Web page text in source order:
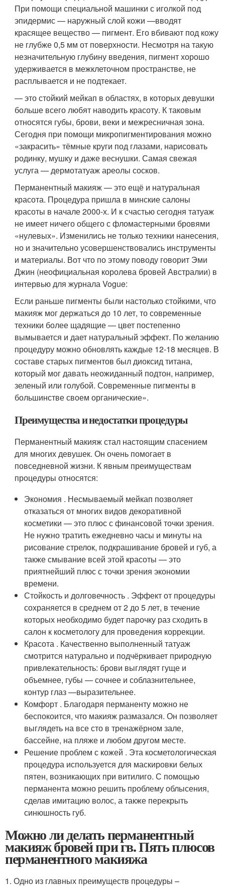
При помощи специальной машинки с иголкой под
эпидермис — наружный слой кожи —вводят
красящее вещество — пигмент. Его вбивают под кожу
не глубже 0,5 мм от поверхности. Несмотря на такую
незначительную глубину введения, пигмент хорошо
удерживается в межклеточном пространстве, не
расплывается и не подтекает.
— это стойкий мейкап в областях, в которых девушки
больше всего любят наводить красоту. К таковым
относятся губы, брови, веки и межресничная зона.
Сегодня при помощи микропигментирования можно
«закрасить» тёмные круги под глазами, нарисовать
родинку, мушку и даже веснушки. Самая свежая
услуга — дермотатуаж ареолы сосков.
Перманентный макияж — это ещё и натуральная
красота. Процедура пришла в минские салоны
красоты в начале 2000-х. И к счастью сегодня татуаж
не имеет ничего общего с фломастерными бровями
«нулевых». Изменились не только техники нанесения,
но и значительно усовершенствовались инструменты
и материалы. Вот что по этому поводу говорит Эми
Джин (неофициальная королева бровей Австралии) в
интервью для журнала Vogue:
Если раньше пигменты были настолько стойкими, что
макияж мог держаться до 10 лет, то современные
техники более щадящие — цвет постепенно
вымывается и дает натуральный эффект. По желанию
процедуру можно обновлять каждые 12-18 месяцев. В
составе старых пигментов был диоксид титана,
который мог давать неожиданный подтон, например,
зеленый или голубой. Современные пигменты в
большинстве своем органические».
Преимущества и недостатки процедуры
Перманентный макияж стал настоящим спасением
для многих девушек. Он очень помогает в
повседневной жизни. К явным преимуществам
процедуры относятся:
Экономия . Несмываемый мейкап позволяет
отказаться от многих видов декоративной
косметики — это плюс с финансовой точки зрения.
Не нужно тратить ежедневно часы и минуты на
рисование стрелок, подкрашивание бровей и губ, а
также смывание всей этой красоты — это
приятнейший плюс с точки зрения экономии
времени.
Стойкость и долговечность . Эффект от процедуры
сохраняется в среднем от 2 до 5 лет, в течение
которых необходимо будет парочку раз сходить в
салон к косметологу для проведения коррекции.
Красота . Качественно выполненный татуаж
смотрится натурально и подчёркивает природную
привлекательность: брови выглядят гуще и
объемнее, губы — сочнее и соблазнительнее,
контур глаз —выразительнее.
Комфорт . Благодаря перманенту можно не
беспокоится, что макияж размазался. Он позволяет
выглядеть на все сто в тренажёрном зале,
бассейне, на пляже и любом другом месте.
Решение проблем с кожей . Эта косметологическая
процедура используется для маскировки белых
пятен, возникающих при витилиго. С помощью
перманента можно решить проблему облысения,
сделав имитацию волос, а также перекрыть
синюшность губ.
Можно ли делать перманентный
макияж бровей при гв. Пять плюсов
перманентного макияжа
1. Одно из главных преимуществ процедуры –